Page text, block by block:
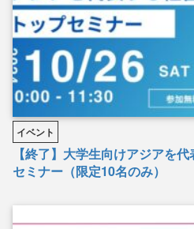
イベント
【終了】大学生向けアジアを
セミナー（限定10名のみ）